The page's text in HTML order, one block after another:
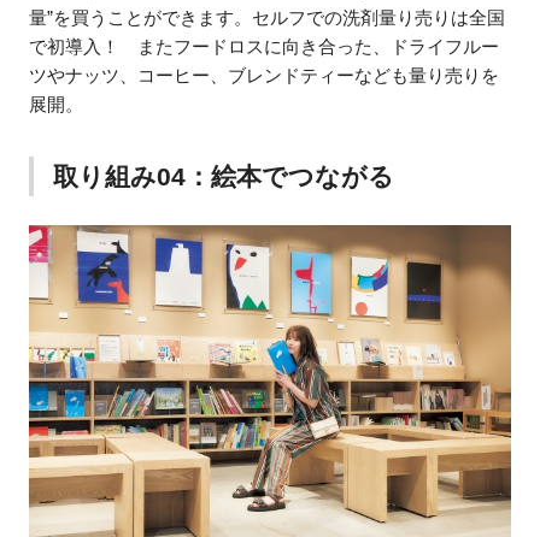
量”を買うことができます。セルフでの洗剤量り売りは全国
で初導入！ またフードロスに向き合った、ドライフルー
ツやナッツ、コーヒー、ブレンドティーなども量り売りを
展開。
取り組み04：絵本でつながる